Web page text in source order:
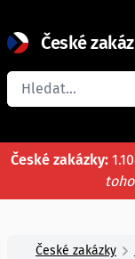
České
České zakázky:
České zakázky